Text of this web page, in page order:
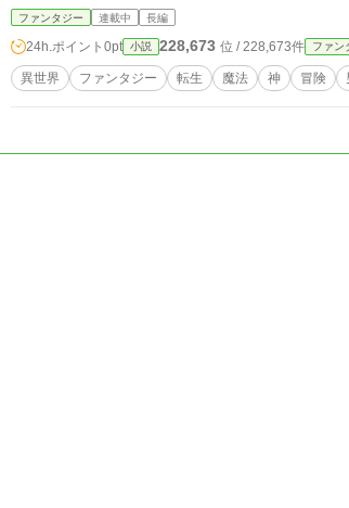
ファンタジー 連載中 長編
24h.ポイント 0pt 小説 228,673 位 / 228,673件 ファン
異世界 ファンタジー 転生 魔法 神 冒険